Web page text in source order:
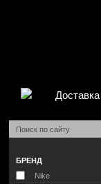
БРЕНД
Nike